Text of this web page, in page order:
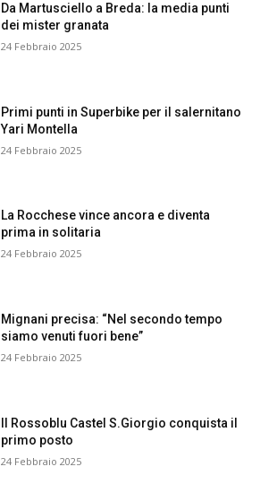
Da Martusciello a Breda: la media punti
dei mister granata
24 Febbraio 2025
Primi punti in Superbike per il salernitano
Yari Montella
24 Febbraio 2025
La Rocchese vince ancora e diventa
prima in solitaria
24 Febbraio 2025
Mignani precisa: “Nel secondo tempo
siamo venuti fuori bene”
24 Febbraio 2025
Il Rossoblu Castel S.Giorgio conquista il
primo posto
24 Febbraio 2025